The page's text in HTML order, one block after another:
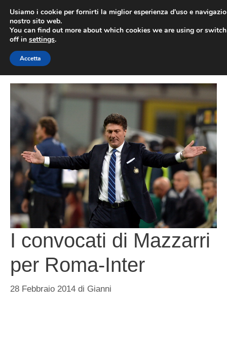
contenuto
I convocati di Mazzarri
per Roma-Inter
28 Febbraio 2014 di Gianni
Usiamo i cookie per fornirti la miglior esperienza d'uso e
nostro sito web.
You can find out more about which cookies we are using or
off in settings.
Accetta